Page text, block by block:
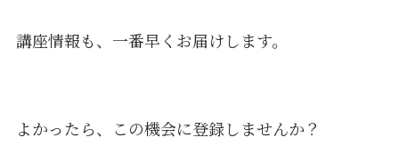
講座情報も、一番早くお届けします。
よかったら、この機会に登録しませんか？